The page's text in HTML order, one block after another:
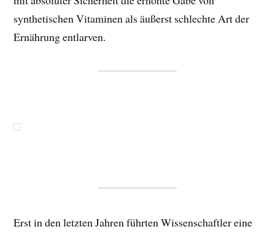
synthetischen Vitaminen als äußerst schlechte Art der
Ernährung entlarven.
Erst in den letzten Jahren führten Wissenschaftler eine